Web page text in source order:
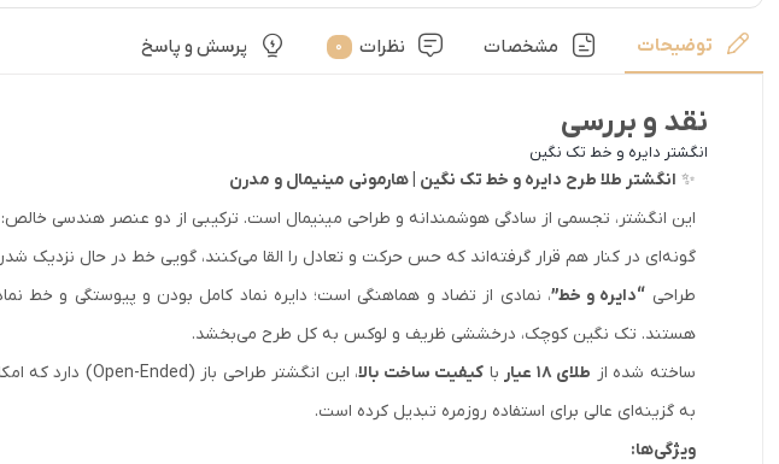
توضیحات مشخصات نظرات 0 پرسش و پاسخ
نقد و بررسی
انگشتر دایره و خط تک نگین
✨ انگشتر طلا طرح دایره و خط تک نگین | هارمونی مینیمال و مدرن
این انگشتر، تجسمی از سادگی هوشمندانه و طراحی مینیمال است. ترکیبی از دو عنصر هندسی
گونه‌ای در کنار هم قرار گرفته‌اند که حس حرکت و تعادل را القا می‌کنند، گویی خط در حال نزدیک
طراحی “دایره و خط”، نمادی از تضاد و هماهنگی است؛ دایره نماد کامل بودن و پیوستگی و خط
هستند. تک نگین کوچک، درخششی ظریف و لوکس به کل طرح می‌بخشد.
ساخته شده از طلای ۱۸ عیار با کیفیت ساخت بالا، این انگشتر طراحی باز (Open-Ended) دارد که امکان تنظیم جزئی سایز را فراهم می‌کند و پوشیدن آن را بسیار راحت می‌سازد.
به گزینه‌ای عالی برای استفاده روزمره تبدیل کرده است.
ویژگی‌ها: